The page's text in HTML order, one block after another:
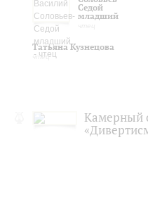
Седой
младший
Татьяна Кузнецова
чтец
Камерный